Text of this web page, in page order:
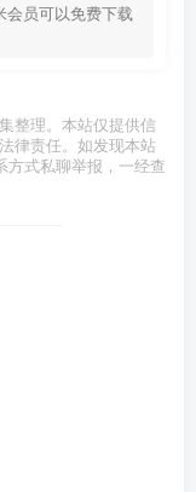
会员可以免费下载
整理。本站仅提供信
律责任。如发现本站
方式私聊举报，一经查